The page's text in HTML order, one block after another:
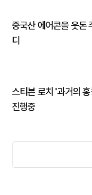
중국산 에어콘을 웃돈
디
스티븐 로치 '과거의
진행중